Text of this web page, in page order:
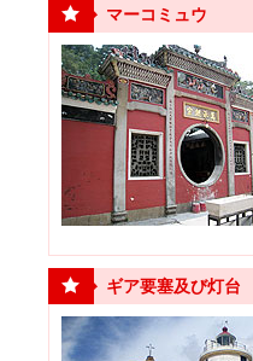
マーコミュウ
ギア要塞及び灯台